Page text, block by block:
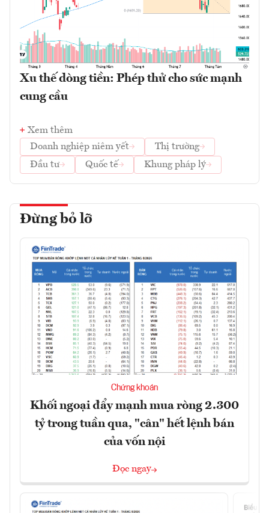
Xu thế dòng tiền: Phép thử cho sức mạnh
cung cầu
Xem thêm
Doanh nghiệp niêm yết
Thị trường
Đầu tư
Quốc tế Khung pháp lý
Đừng bỏ lỡ
Chứng khoán
Khối ngoại đẩy mạnh mua ròng 2.300
tỷ trong tuần qua, "cân" hết lệnh bán
của vốn nội
Đọc ngay